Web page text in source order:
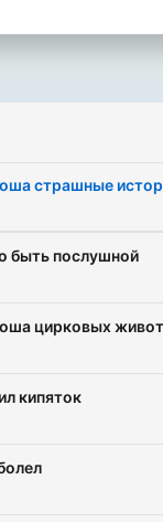
Аладдина!
советом.
Кипятоше
страшные
быть послушной
цирковых
кипяток